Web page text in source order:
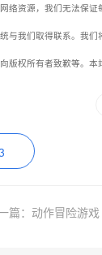
络资源，我们无法保
与我们取得联系。我
版权所有者致歉等。本